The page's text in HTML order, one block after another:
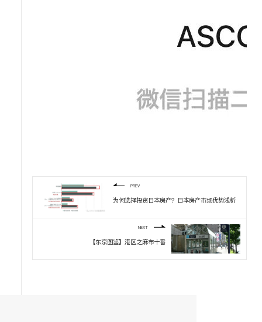
PREV
为何选择投资日本房产？日本房产市场优势浅析
NEXT
【东京图鉴】港区之麻布十番